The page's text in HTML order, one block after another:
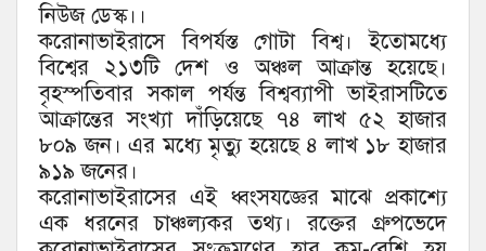
নিউজ ডেস্ক।।
করোনাভাইরাসে বিপর্যস্ত গোটা বিশ্ব। ইতোমধ্যে
বিশ্বের ২১৩টি দেশ ও অঞ্চল আক্রান্ত হয়েছে।
বৃহস্পতিবার সকাল পর্যন্ত বিশ্বব্যাপী ভাইরাসটিতে
আক্রান্তের সংখ্যা দাঁড়িয়েছে ৭৪ লাখ ৫২ হাজার
৮০৯ জন। এর মধ্যে মৃত্যু হয়েছে ৪ লাখ ১৮ হাজার
৯১৯ জনের।
করোনাভাইরাসের এই ধ্বংসযজ্ঞের মাঝে প্রকাশ্যে
এক ধরনের চাঞ্চল্যকর তথ্য। রক্তের গ্রুপভেদে